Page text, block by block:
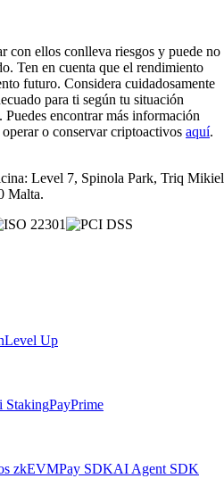
con ellos conlleva riesgos y puede no
Ten en cuenta que el rendimiento
futuro. Considera cuidadosamente
para ti según tu situación
encontrar más información
o conservar criptoactivos aquí.
Level 7, Spinola Park, Triq Mikiel
Malta.
Level Up
StakingPayPrime
zkEVMPay SDKAI Agent SDK